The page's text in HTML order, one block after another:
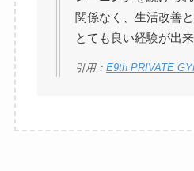
関係なく、生活改善
とても良い経験が出来
引用：E9th PRIVATE